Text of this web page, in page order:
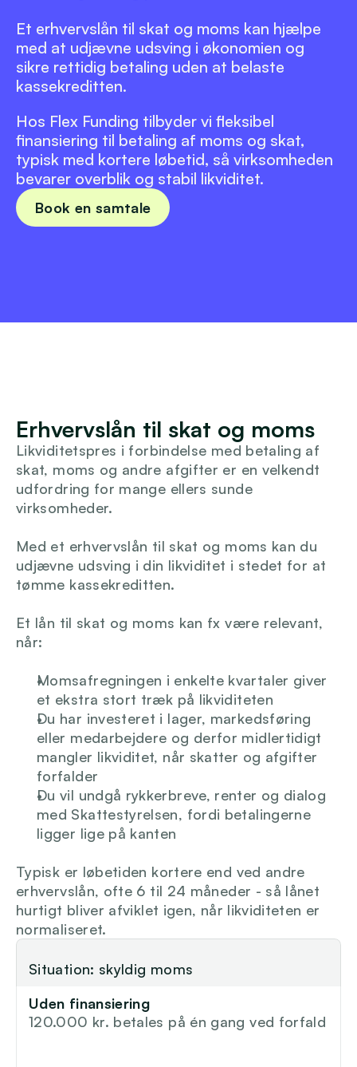
Login
Et erhvervslån til skat og moms kan hjælpe
med at udjævne udsving i økonomien og
sikre rettidig betaling uden at belaste
kassekreditten.
Hos Flex Funding tilbyder vi fleksibel
finansiering til betaling af moms og skat,
typisk med kortere løbetid, så virksomheden
bevarer overblik og stabil likviditet.
Book en samtale
Erhvervslån til skat og moms
Likviditetspres i forbindelse med betaling af
skat, moms og andre afgifter er en velkendt
udfordring for mange ellers sunde
virksomheder.
Med et erhvervslån til skat og moms kan du
udjævne udsving i din likviditet i stedet for at
tømme kassekreditten.
Et lån til skat og moms kan fx være relevant,
når:
Momsafregningen i enkelte kvartaler giver
et ekstra stort træk på likviditeten
Du har investeret i lager, markedsføring
eller medarbejdere og derfor midlertidigt
mangler likviditet, når skatter og afgifter
forfalder
Du vil undgå rykkerbreve, renter og dialog
med Skattestyrelsen, fordi betalingerne
ligger lige på kanten
Typisk er løbetiden kortere end ved andre
erhvervslån, ofte 6 til 24 måneder - så lånet
hurtigt bliver afviklet igen, når likviditeten er
normaliseret.
Situation: skyldig moms
120.000 kr. betales på én gang ved forfald
Uden finansiering